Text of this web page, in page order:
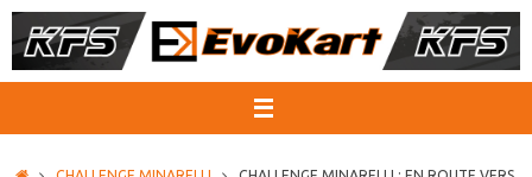
Passer
au